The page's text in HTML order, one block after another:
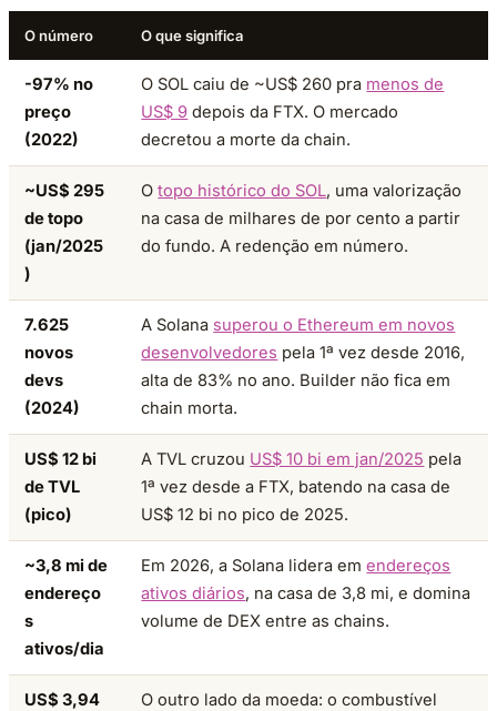
O número O que significa
-97% no
preço
(2022)
O SOL caiu de ~US$ 260 pra menos de
US$ 9 depois da FTX. O mercado
decretou a morte da chain.
~US$ 295
de topo
(jan/2025
)
Otopo histórico do SOL, uma valorização
na casa de milhares de por cento a partir
do fundo. A redenção em número.
7.625
novos
devs
(2024)
A Solana superou o Ethereum em novos
desenvolvedores pela 1ª vez desde 2016,
alta de 83% no ano. Builder não fica em
chain morta.
US$ 12 bi
de TVL
(pico)
A TVL cruzou US$ 10 bi em jan/2025 pela
1ª vez desde a FTX, batendo na casa de
US$ 12 bi no pico de 2025.
~3,8 mi de
endereço
s
ativos/dia
Em 2026, a Solana lidera emendereços
ativos diários, na casa de 3,8 mi, e domina
volume de DEX entre as chains.
US$ 3,94
O outro lado da moeda: o combustível